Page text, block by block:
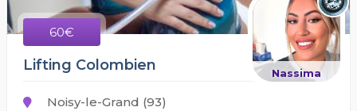
60€
Nassima
Lifting Colombien
Noisy-le-Grand (93)